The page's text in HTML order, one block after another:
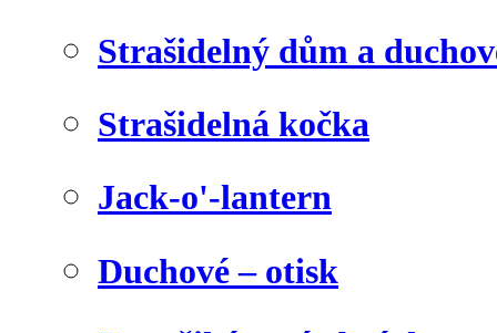
Strašidelný dům a
Strašidelná kočka
Jack-o'-lantern
Duchové – otisk